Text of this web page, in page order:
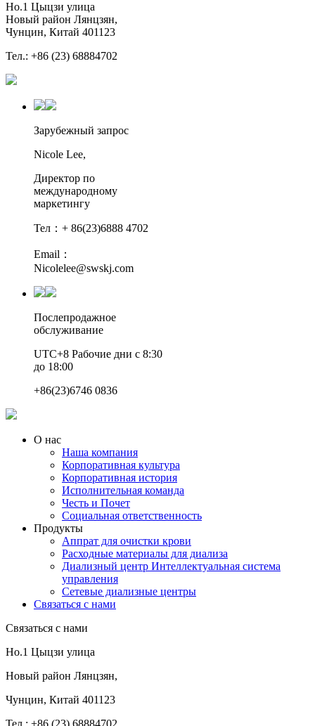
Но.1 Цыцзи улица
Новый район Лянцзян,
Чунцин, Китай 401123
Тел.: +86 (23) 68884702
Зарубежный запрос
Nicole Lee,
Директор по
международному
маркетингу
Тел：+ 86(23)6888 4702
Email：
Nicolelee@swskj.com
Послепродажное
обслуживание
UTC+8 Рабочие дни с 8:30
до 18:00
+86(23)6746 0836
О нас
Наша компания
Корпоративная культура
Корпоративная история
Исполнительная команда
Честь и Почет
Социальная ответственность
Продукты
Аппрат для очистки крови
Расходные материалы для диализа
Диализный центр Интеллектуальная система
управления
Сетевые диализные центры
Связаться с нами
Связаться с нами
Но.1 Цыцзи улица
Новый район Лянцзян,
Чунцин, Китай 401123
Тел.: +86 (23) 68884702